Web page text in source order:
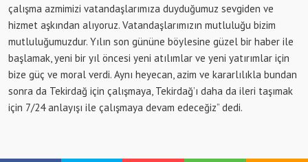
çalışma azmimizi vatandaşlarımıza duyduğumuz sevgiden ve
hizmet aşkından alıyoruz. Vatandaşlarımızın mutluluğu bizim
mutluluğumuzdur. Yılın son gününe böylesine güzel bir haber ile
başlamak, yeni bir yıl öncesi yeni atılımlar ve yeni yatırımlar için
bize güç ve moral verdi. Aynı heyecan, azim ve kararlılıkla bundan
sonra da Tekirdağ için çalışmaya, Tekirdağ’ı daha da ileri taşımak
için 7/24 anlayışı ile çalışmaya devam edeceğiz” dedi.